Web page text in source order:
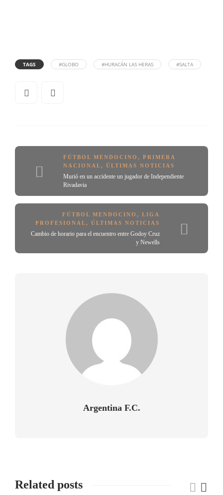
TAGS #GLOBO #HURACÁN LAS HERAS #SALTA
FÚTBOL MENDOCINO , PRIMERA
NACIONAL, ÚLTIMAS NOTICIAS
Murió en un accidente un jugador de Independiente
Rivadavia
FÚTBOL MENDOCINO , LIGA
PROFESIONAL, ÚLTIMAS NOTICIAS
Cambio de horario para el encuentro entre Godoy Cruz
y Newells
Argentina F.C.
Related posts